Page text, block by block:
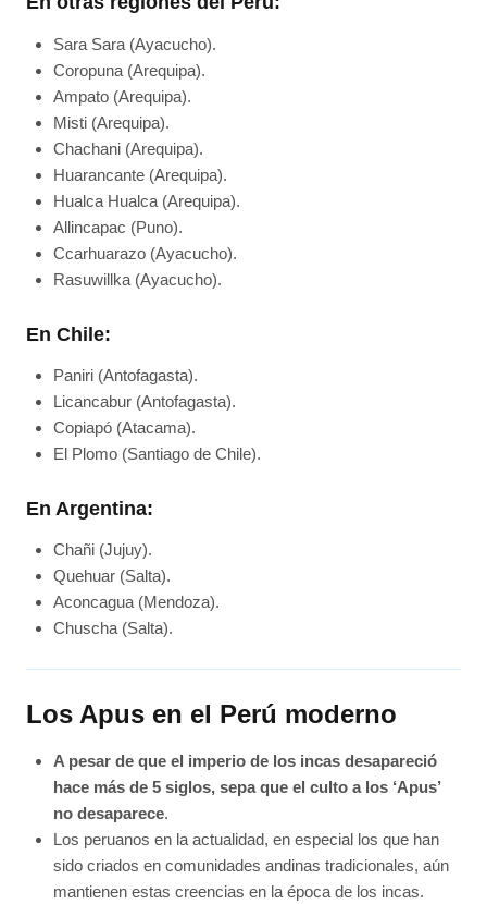
Sara Sara (Ayacucho).
Coropuna (Arequipa).
Ampato (Arequipa).
Misti (Arequipa).
Chachani (Arequipa).
Huarancante (Arequipa).
Hualca Hualca (Arequipa).
Allincapac (Puno).
Ccarhuarazo (Ayacucho).
Rasuwillka (Ayacucho).
En Chile:
Paniri (Antofagasta).
Licancabur (Antofagasta).
Copiapó (Atacama).
El Plomo (Santiago de Chile).
En Argentina:
Chañi (Jujuy).
Quehuar (Salta).
Aconcagua (Mendoza).
Chuscha (Salta).
Los Apus en el Perú moderno
A pesar de que el imperio de los incas desapareció
hace más de 5 siglos, sepa que el culto a los ‘Apus’
no desaparece.
Los peruanos en la actualidad, en especial los que han
sido criados en comunidades andinas tradicionales, aún
mantienen estas creencias en la época de los incas.